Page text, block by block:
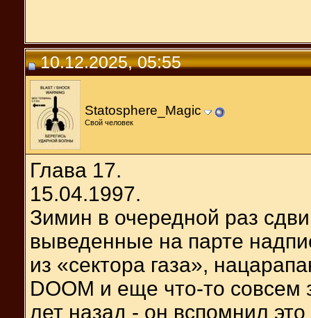
10.12.2025, 05:55
Statosphere_Magic
Свой человек
Глава 17.
15.04.1997.
Зимин в очередной раз
выведенные на парте
из «сектора газа»,
DOOM и еще что-то совсем
лет назад - он вспомнил